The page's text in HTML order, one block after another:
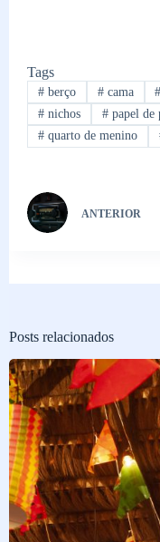
Tags
#berço #cama #
#nichos #papel de
#quarto de menino
ANTERIOR
Posts relacionados